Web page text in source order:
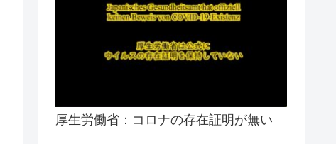
厚生労働省：コロナの存在証明が無い